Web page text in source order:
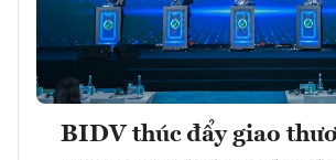
BIDV thúc đẩy giao